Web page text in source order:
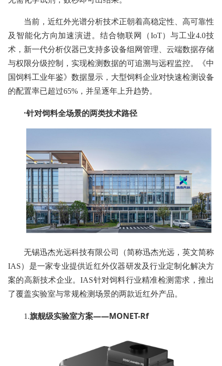
当前，近红外光谱分析技术正朝着高稳定性、高可靠性
及智能化方向加速演进。结合物联网（IoT）与工业4.0技
术，新一代分析仪器已支持多设备组网管理、云端数据存储
与权限分级控制，实现检测数据的可追溯与远程监控。《中
国饲料工业年鉴》数据显示，大型饲料企业对快速检测设备
的配置率已超过65%，并呈逐年上升趋势。
·针对饲料全场景的两类技术路径
无锡迅杰光远科技有限公司（简称迅杰光远，英文简称
IAS）是一家专业提供近红外仪器研发及行业定制化解决方
案的高新技术企业。IAS针对饲料行业精准检测需求，推出
了覆盖实验室与常规检测场景的两款近红外产品。
1.旗舰级实验室方案——MONET-Rf